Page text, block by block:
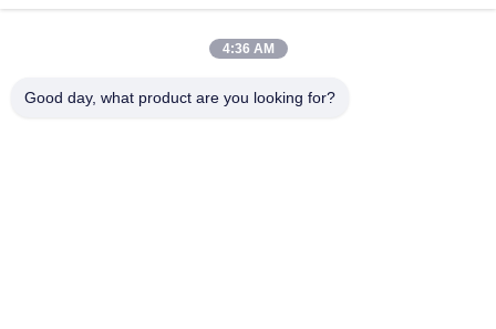
ফ্যাক্টরি ফার্মহাউস ওয়াল ক্ল্যাডিংয়ের জন্য মাল্টি লেয়ার পিভিসি টুইন ওয়াল হোলো রুফ শীট
ঢেউতোলা পিভিসি টুইন ওয়াল ফাঁপা ছাদের শীট 10 মিমি বেধ ওয়াল ক্ল্যাডিং কেমিক্যাল
4:36 AM
Good day, what product are you looking for?